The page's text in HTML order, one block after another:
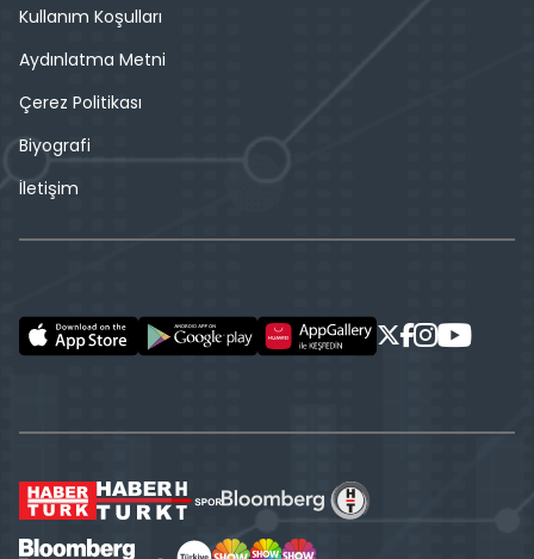
Kullanım Koşulları
Aydınlatma Metni
Çerez Politikası
Biyografi
İletişim